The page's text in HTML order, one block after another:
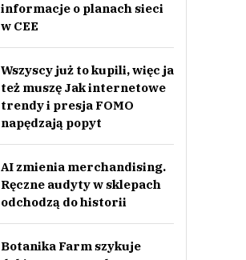
informacje o planach sieci
w CEE
Wszyscy już to kupili, więc ja
też muszę Jak internetowe
trendy i presja FOMO
napędzają popyt
AI zmienia merchandising.
Ręczne audyty w sklepach
odchodzą do historii
Botanika Farm szykuje